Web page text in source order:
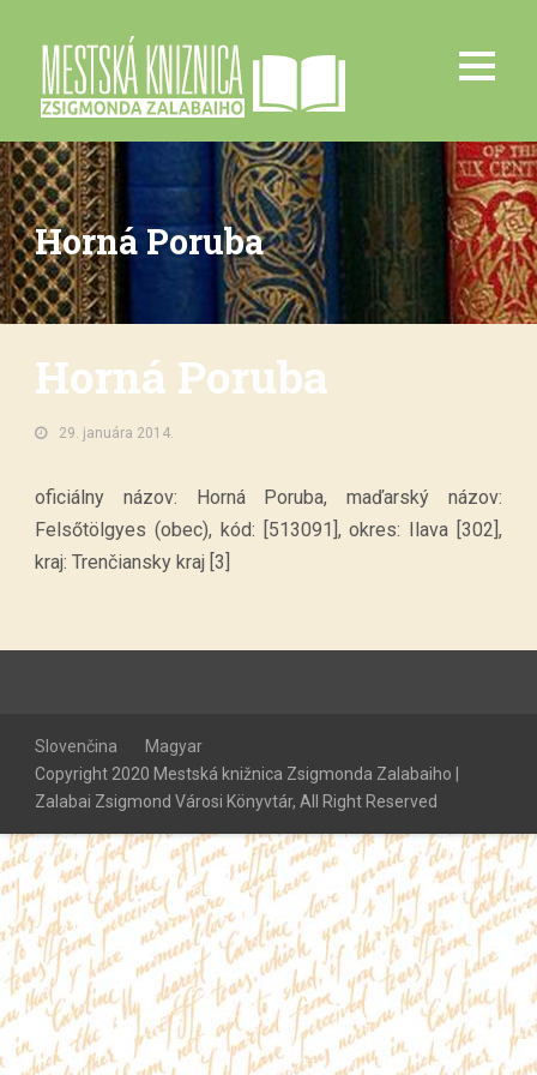
Horná Poruba
Horná Poruba
29. januára 2014.
oficiálny názov: Horná Poruba, maďarský názov:
Felsőtölgyes (obec), kód: [513091], okres: Ilava [302],
kraj: Trenčiansky kraj [3]
Slovenčina
Magyar
Copyright 2020 Mestská knižnica Zsigmonda Zalabaiho |
Zalabai Zsigmond Városi Könyvtár, All Right Reserved